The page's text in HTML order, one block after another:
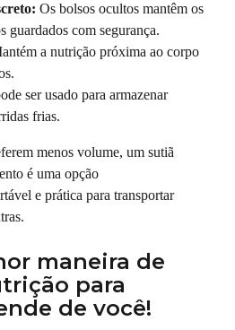
Os bolsos ocultos mantêm os
guardados com segurança.
a nutrição próxima ao corpo
ser usado para armazenar
frias.
menos volume, um sutiã
é uma opção
e prática para transportar
maneira de
para
de você!